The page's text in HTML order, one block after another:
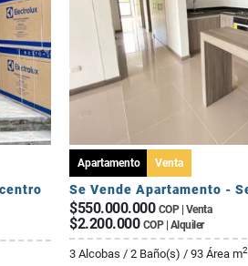
Apartamento Venta
$550.000.000 COP | Venta
$2.200.000 COP | Alquiler
3 Alcobas / 2 Baño(s) / 93 Área m2